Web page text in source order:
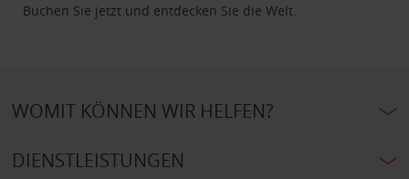
Buchen Sie jetzt und entdecken Sie die Welt.
WOMIT KÖNNEN WIR HELFEN?
DIENSTLEISTUNGEN